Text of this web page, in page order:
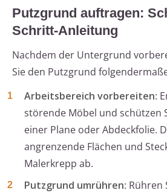
Putzgrund auftragen:
Schritt-Anleitung
Nachdem der Untergrund
Sie den Putzgrund
Arbeitsbereich vorbereiten:
störende Möbel und schützen
einer Plane oder Abdeckfolie.
angrenzende Flächen und
Malerkrepp ab.
Putzgrund umrühren: Rühren